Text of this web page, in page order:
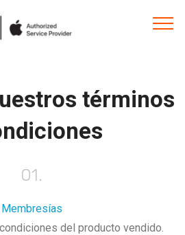
términos
01.
Membresías
del producto vendido.